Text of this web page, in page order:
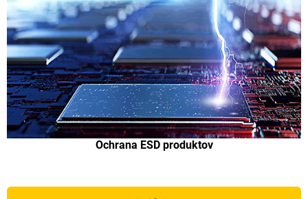
Ochrana ESD produktov